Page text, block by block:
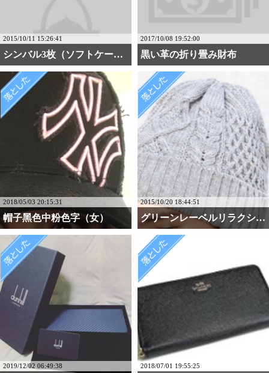
2015/10/11 15:26:41
シンバル3枚（ソフトケー・・・
2017/10/08 19:52:00
黒い革の折り畳み財布
2018/05/03 20:15:31
帽子黑色中粉色字（女）
2015/10/20 18:44:51
グリーンレーベルリラクシ・・・
2019/12/02 06:49:38 2018/07/01 19:55:25